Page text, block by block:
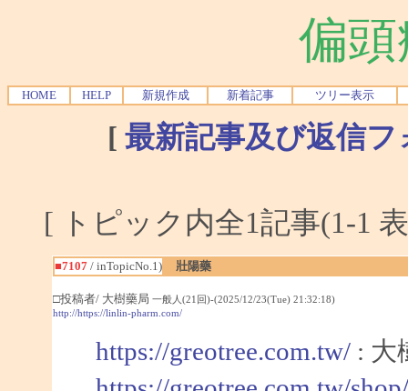
偏
HOME HELP 新規作成 新着記事 ツリー表示
[ 最新記事及び返信
[ トピック内全1記事(1-1
■7107/ inTopicNo.1) 壯陽藥
□投稿者/ 大樹藥局 一般人(21回)-(2025/12/23(Tue) 21:32:18)
http://https://linlin-pharm.com/
https://greotree.com.tw/: 大